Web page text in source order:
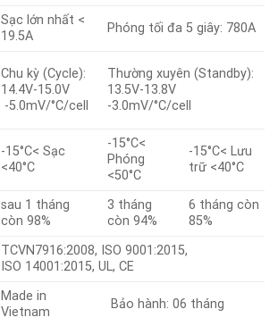
Sạc lớn nhất <
19.5A
Phóng tối đa 5 giây: 780A
Chu kỳ (Cycle):
14.4V-15.0V
-5.0mV/°C/cell
Thường xuyên (Standby):
13.5V-13.8V
-3.0mV/°C/cell
-15°C< Sạc
<40°C
-15°C<
Phóng
<50°C
-15°C< Lưu
trữ <40°C
sau 1 tháng
còn 98%
3 tháng
còn 94%
6 tháng còn
85%
TCVN7916:2008, ISO 9001:2015,
ISO 14001:2015, UL, CE
Made in
Vietnam
Bảo hành: 06 tháng